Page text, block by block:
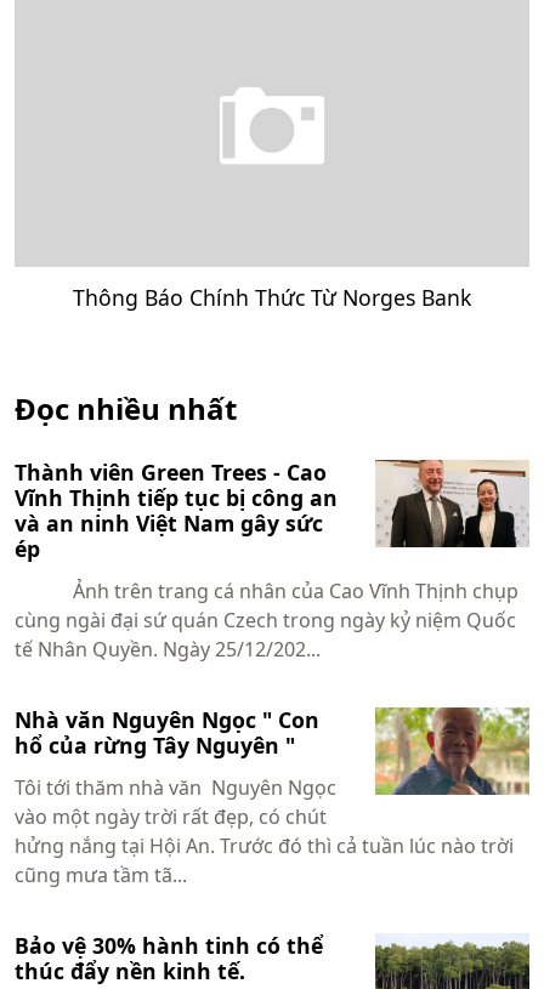
Thông Báo Chính Thức Từ Norges Bank
Đọc nhiều nhất
Thành viên Green Trees - Cao
Vĩnh Thịnh tiếp tục bị công an
và an ninh Việt Nam gây sức
ép
Ảnh trên trang cá nhân của Cao Vĩnh Thịnh chụp
cùng ngài đại sứ quán Czech trong ngày kỷ niệm Quốc
tế Nhân Quyền. Ngày 25/12/202...
Nhà văn Nguyên Ngọc " Con
hổ của rừng Tây Nguyên "
Tôi tới thăm nhà văn Nguyên Ngọc
vào một ngày trời rất đẹp, có chút
hửng nắng tại Hội An. Trước đó thì cả tuần lúc nào trời
cũng mưa tầm tã...
Bảo vệ 30% hành tinh có thể
thúc đẩy nền kinh tế.